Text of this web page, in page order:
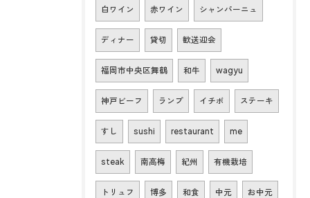
白ワイン 赤ワイン シャンパーニュ
ディナー 貸切 歓送迎会
福岡市中央区舞鶴 和牛 wagyu
神戸ビーフ ランプ イチボ ステーキ
すし sushi restaurant me
steak 南高梅 紀州 有機栽培
トリュフ 博多 和食 中元 お中元